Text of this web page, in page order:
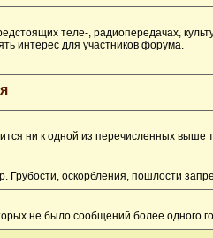
теле-, радиопередачах,
интерес для участников форума.
ни к одной из перечисленных
Грубости, оскорбления, пошлости
не было сообщений более одного